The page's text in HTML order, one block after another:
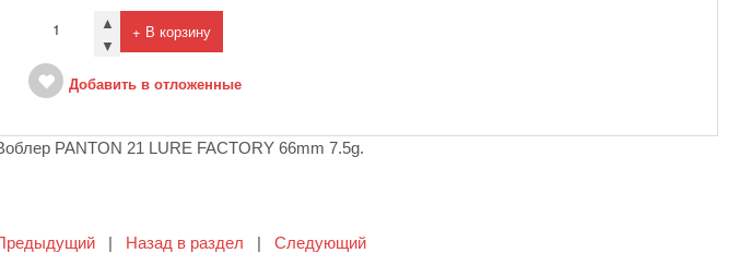
▲
▼
+ В корзину
Добавить в отложенные
PANTON 21 LURE FACTORY 66mm 7.5g.
| Назад в раздел | Следующий